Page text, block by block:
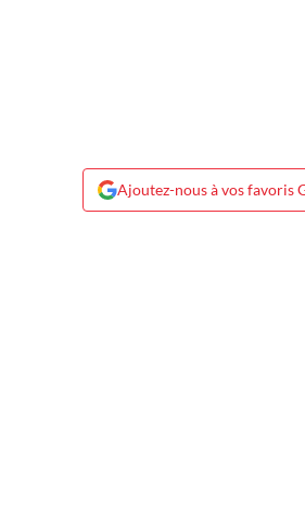
Ajoutez-nous à vos favoris